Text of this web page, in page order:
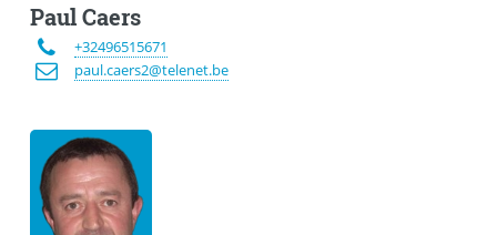
Paul Caers
+32496515671
paul.caers2@telenet.be